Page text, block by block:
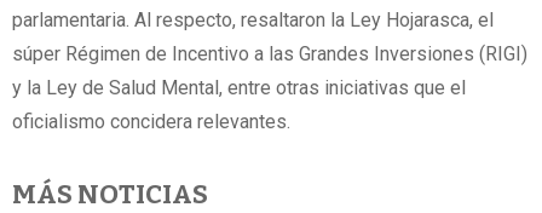
parlamentaria. Al respecto, resaltaron la Ley Hojarasca, el
súper Régimen de Incentivo a las Grandes Inversiones (RIGI)
y la Ley de Salud Mental, entre otras iniciativas que el
oficialismo concidera relevantes.
MÁS NOTICIAS